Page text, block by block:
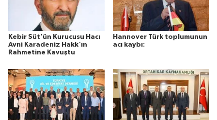
Kebir Süt'ün Kurucusu Hacı
Avni Karadeniz Hakk'ın
Rahmetine Kavuştu
Hannover Türk toplumunun
acı kaybı: